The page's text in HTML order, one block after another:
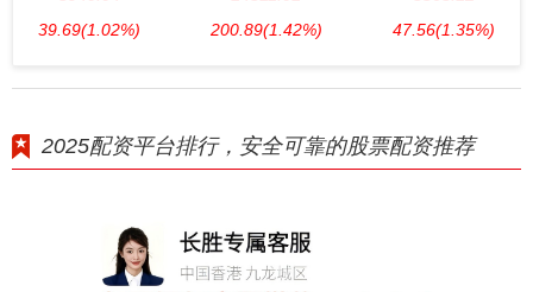
39.69(1.02%) 200.89(1.42%) 47.56(1.35%)
2025配资平台排行，安全可靠的股票配资推荐